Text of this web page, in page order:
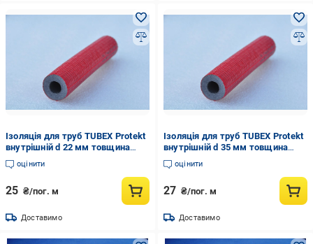
Ізоляція для труб TUBEX Protekt
внутрішній d 22 мм товщина
стінки 6 мм (1093954177)
оцінити
25 ₴/пог. м
Доставимо
Ізоляція для труб TUBEX Protekt
внутрішній d 35 мм товщина
стінки 6 мм (1093957601)
оцінити
27 ₴/пог. м
Доставимо